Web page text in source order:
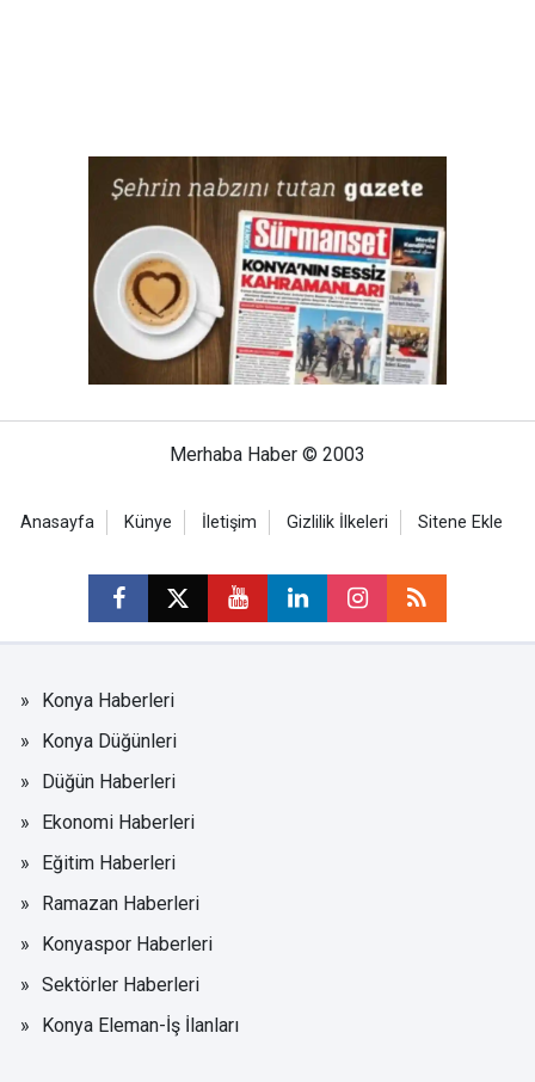
Merhaba Haber © 2003
Anasayfa Künye İletişim Gizlilik İlkeleri Sitene Ekle
Konya Haberleri
Konya Düğünleri
Düğün Haberleri
Ekonomi Haberleri
Eğitim Haberleri
Ramazan Haberleri
Konyaspor Haberleri
Sektörler Haberleri
Konya Eleman-İş İlanları